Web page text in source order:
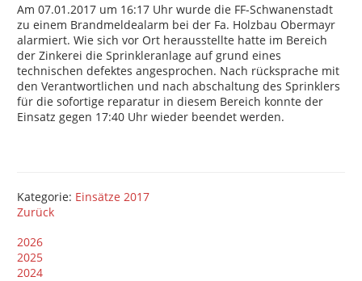
Am 07.01.2017 um 16:17 Uhr wurde die FF-Schwanenstadt
zu einem Brandmeldealarm bei der Fa. Holzbau Obermayr
alarmiert. Wie sich vor Ort herausstellte hatte im Bereich
der Zinkerei die Sprinkleranlage auf grund eines
technischen defektes angesprochen. Nach rücksprache mit
den Verantwortlichen und nach abschaltung des Sprinklers
für die sofortige reparatur in diesem Bereich konnte der
Einsatz gegen 17:40 Uhr wieder beendet werden.
Kategorie: Einsätze 2017
Zurück
2026
2025
2024